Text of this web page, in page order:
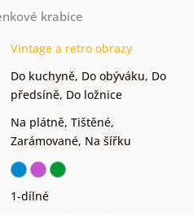
krabice
Vintage a retro obrazy
Do kuchyně, Do obýváku, Do
předsíně, Do ložnice
Na plátně, Tištěné,
Zarámované, Na šířku
1-dílné